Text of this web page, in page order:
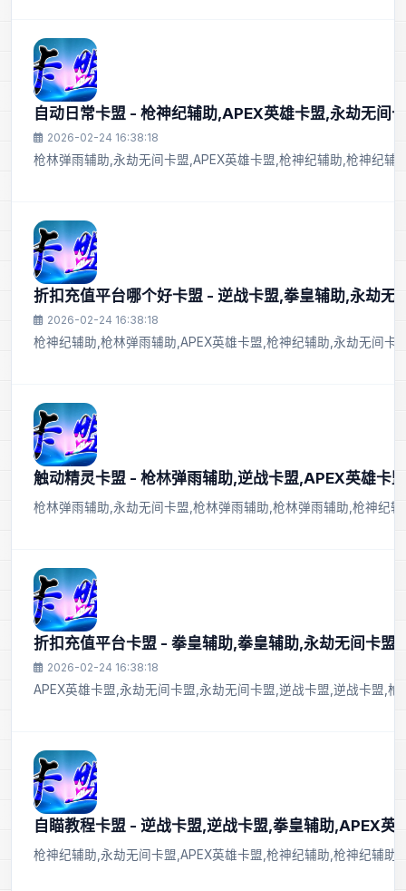
自动日常卡盟 - 枪神纪辅助,APEX英雄卡盟,永劫无间
2026-02-24 16:38:18
枪林弹雨辅助,永劫无间卡盟,APEX英雄卡盟,枪神纪辅助,枪神纪辅
折扣充值平台哪个好卡盟 - 逆战卡盟,拳皇辅助,永劫无
2026-02-24 16:38:18
枪神纪辅助,枪林弹雨辅助,APEX英雄卡盟,枪神纪辅助,永劫无间卡
触动精灵卡盟 - 枪林弹雨辅助,逆战卡盟,APEX英雄卡
枪林弹雨辅助,永劫无间卡盟,枪林弹雨辅助,枪林弹雨辅助,枪神纪
折扣充值平台卡盟 - 拳皇辅助,拳皇辅助,永劫无间卡盟,
2026-02-24 16:38:18
APEX英雄卡盟,永劫无间卡盟,永劫无间卡盟,逆战卡盟,逆战卡盟,
自瞄教程卡盟 - 逆战卡盟,逆战卡盟,拳皇辅助,APEX英
枪神纪辅助,永劫无间卡盟,APEX英雄卡盟,枪神纪辅助,枪神纪辅助